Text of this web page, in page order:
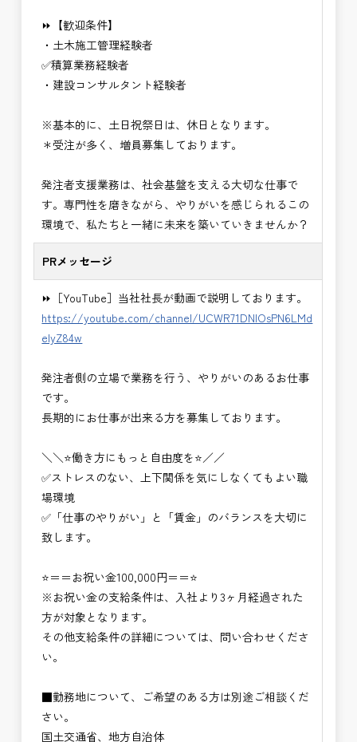
・＜急募＞工事監督支援業務
・＜急募＞資料作成業務
・NEXCO（ネクスコ）施工管理
・NEXCO（ネクスコ）点検業務
・電気工事監督支援業務
・積算技術業務
修正など）
・河川巡視支援業務
・道路許認可審査・適正化指導業務
・施工体制調査員
・建設プロジェクト・マネジメント業務
※応募書類等の送付方法につきましては、基本的に
Ｅメールで送付
頂きたいと思います。
⏩【歓迎条件】
・土木施工管理経験者
✅積算業務経験者
・建設コンサルタント経験者
※基本的に、土日祝祭日は、休日となります。
＊受注が多く、増員募集しております。
発注者支援業務は、社会基盤を支える大切な仕事で
す。専門性を磨きながら、やりがいを感じられるこの
環境で、私たちと一緒に未来を築いていきませんか？
PRメッセージ
⏩［YouTube］当社社長が動画で説明しております。
https://youtube.com/channel/UCWR71DNlOsPN6LMd
eIyZ84w
発注者側の立場で業務を行う、やりがいのあるお仕事
です。
長期的にお仕事が出来る方を募集しております。
＼＼⭐働き方にもっと自由度を⭐／／
✅ストレスのない、上下関係を気にしなくてもよい職
場環境
✅「仕事のやりがい」と「賃金」のバランスを大切に
致します。
⭐＝＝お祝い金100,000円＝＝⭐
※お祝い金の支給条件は、入社より3ヶ月経過された
方が対象となります。
その他支給条件の詳細については、問い合わせくださ
い。
■勤務地について、ご希望のある方は別途ご相談くだ
さい。
国土交通省、地方自治体